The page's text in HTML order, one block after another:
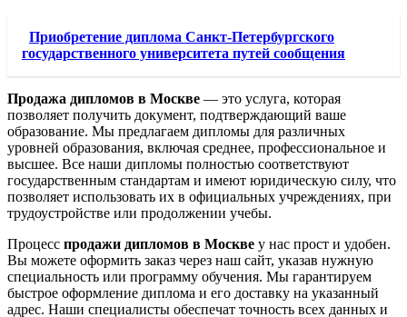
Приобретение диплома Санкт-Петербургского
государственного университета путей сообщения
Продажа дипломов в Москве — это услуга, которая
позволяет получить документ, подтверждающий ваше
образование. Мы предлагаем дипломы для различных
уровней образования, включая среднее, профессиональное и
высшее. Все наши дипломы полностью соответствуют
государственным стандартам и имеют юридическую силу, что
позволяет использовать их в официальных учреждениях, при
трудоустройстве или продолжении учебы.
Процесс продажи дипломов в Москве у нас прост и удобен.
Вы можете оформить заказ через наш сайт, указав нужную
специальность или программу обучения. Мы гарантируем
быстрое оформление диплома и его доставку на указанный
адрес. Наши специалисты обеспечат точность всех данных и